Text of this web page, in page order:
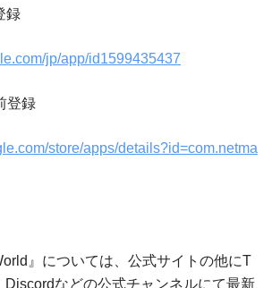
録
jp/app/id1599435437
登録
store/apps/details?id=com.netma
』については、公式サイトの他にT
Discordなどの公式チャンネルにて最新